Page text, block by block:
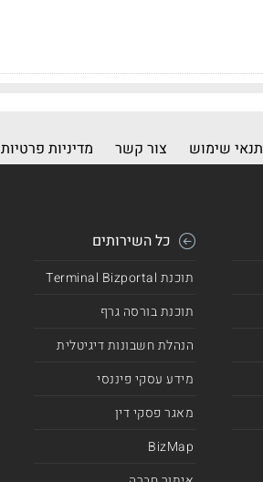
תנאי שימוש צור קשר מדיניות פרטיות
כל השירותים
תוכנת Terminal Bizportal
תוכנת בורסה גרף
הנהלת חשבונות דיגיטלית
מידע עסקי פיננסי
מאגר פסקי דין
BizMap